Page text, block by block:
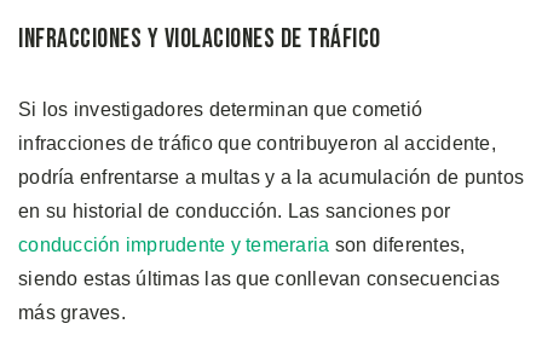
Infracciones y Violaciones de Tráfico
Si los investigadores determinan que cometió
infracciones de tráfico que contribuyeron al accidente,
podría enfrentarse a multas y a la acumulación de puntos
en su historial de conducción. Las sanciones por
conducción imprudente y temeraria son diferentes,
siendo estas últimas las que conllevan consecuencias
más graves.